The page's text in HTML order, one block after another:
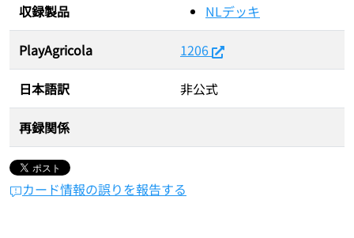
収録製品 NLデッキ
PlayAgricola 1206
日本語訳 非公式
再録関係
カード情報の誤りを報告する